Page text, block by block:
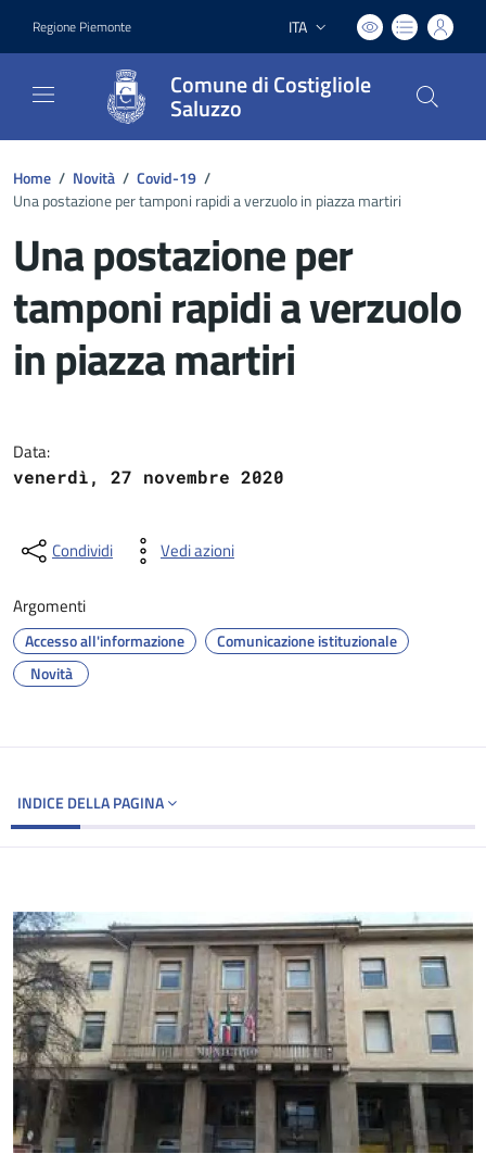
Regione Piemonte Lingua attiva:
ITA
Comune di Costigliole
Saluzzo
Home / Novità / Covid-19 /
Una postazione per tamponi rapidi a verzuolo in piazza martiri
Una postazione per
tamponi rapidi a verzuolo
in piazza martiri
Data:
venerdì, 27 novembre 2020
Condividi Vedi azioni
Argomenti
Accesso all'informazione
Comunicazione istituzionale
Novità
INDICE DELLA PAGINA